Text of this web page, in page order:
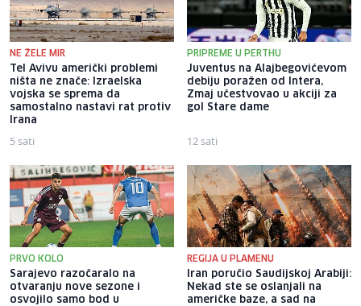
NE ŽELE MIR
Tel Avivu američki problemi
ništa ne znače: Izraelska
vojska se sprema da
samostalno nastavi rat protiv
Irana
5 sati
PRIPREME U PERTHU
Juventus na Alajbegovićevom
debiju poražen od Intera,
Zmaj učestvovao u akciji za
gol Stare dame
12 sati
PRVO KOLO
Sarajevo razočaralo na
otvaranju nove sezone i
osvojilo samo bod u
REGIJA U PLAMENU
Iran poručio Saudijskoj Arabiji:
Nekad ste se oslanjali na
američke baze, a sad na